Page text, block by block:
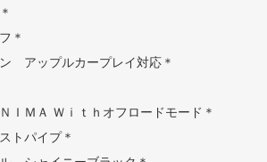
＊
アップルカープレイ対応＊
ＩＭＡ Ｗｉｔｈオフロードモード＊
トパイプ＊